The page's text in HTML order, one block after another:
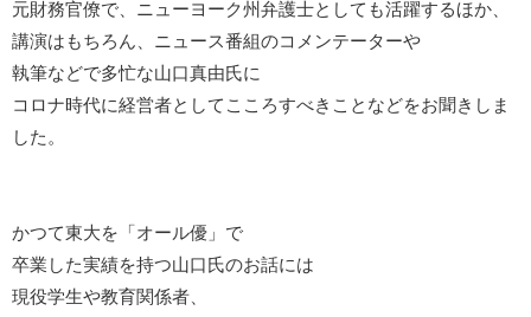
元財務官僚で、ニューヨーク州弁護士としても活躍するほか、
講演はもちろん、ニュース番組のコメンテーターや
執筆などで多忙な山口真由氏に
コロナ時代に経営者としてこころすべきことなどをお聞きしま
した。
かつて東大を「オール優」で
卒業した実績を持つ山口氏のお話には
現役学生や教育関係者、